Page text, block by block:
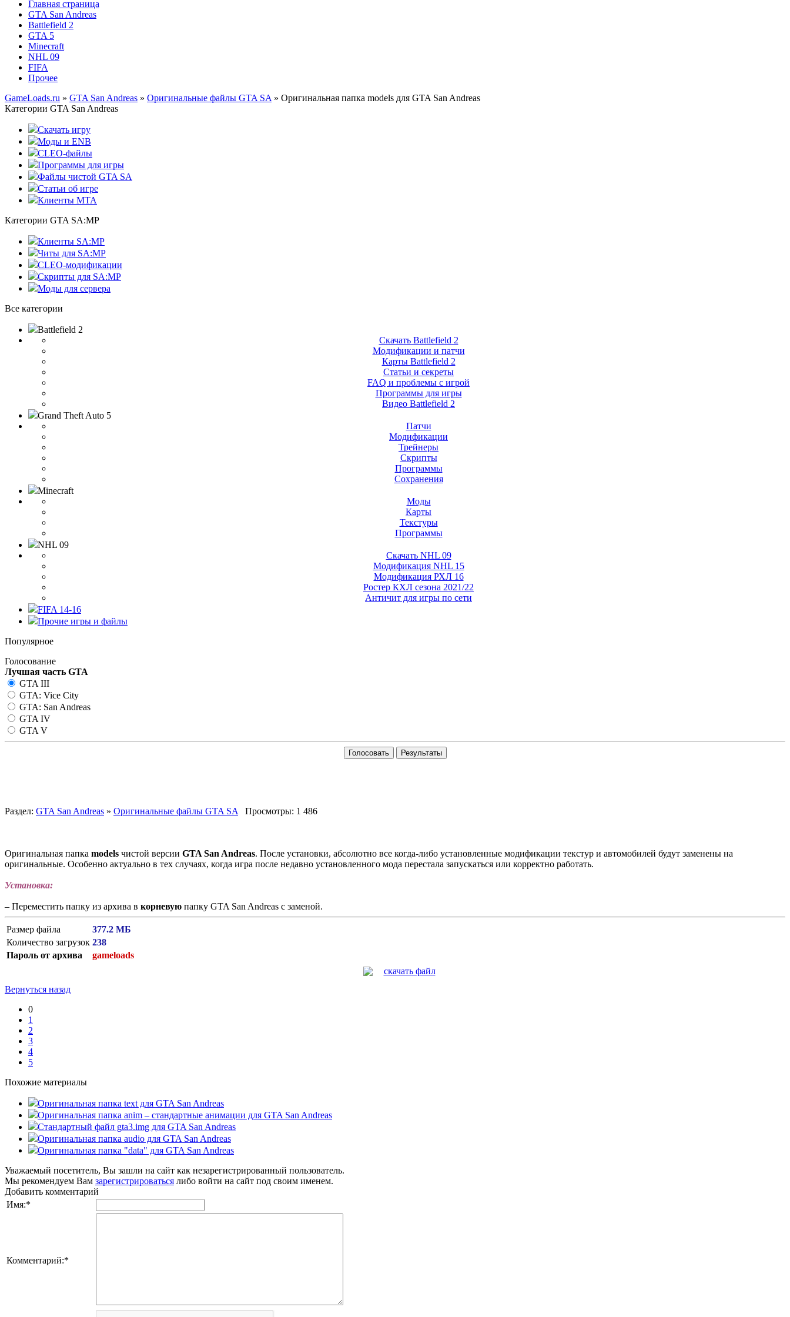
Главная страница
GTA San Andreas
Battlefield 2
GTA 5
Minecraft
NHL 09
FIFA
Прочее
GameLoads.ru » GTA San Andreas » Оригинальные файлы GTA SA » Оригинальная папка models для GTA San Andreas
Категории GTA San Andreas
Скачать игру
Моды и ENB
CLEO-файлы
Программы для игры
Файлы чистой GTA SA
Статьи об игре
Клиенты MTA
Категории GTA SA:MP
Клиенты SA:MP
Читы для SA:MP
CLEO-модификации
Скрипты для SA:MP
Моды для сервера
Все категории
Battlefield 2
Скачать Battlefield 2
Модификации и патчи
Карты Battlefield 2
Статьи и секреты
FAQ и проблемы с игрой
Программы для игры
Видео Battlefield 2
Grand Theft Auto 5
Патчи
Модификации
Трейнеры
Скрипты
Программы
Сохранения
Minecraft
Моды
Карты
Текстуры
Программы
NHL 09
Скачать NHL 09
Модификация NHL 15
Модификация РХЛ 16
Ростер КХЛ сезона 2021/22
Античит для игры по сети
FIFA 14-16
Прочие игры и файлы
Популярное
Голосование
Лучшая часть GTA
GTA III
GTA: Vice City
GTA: San Andreas
GTA IV
GTA V
Голосовать Результаты
Раздел: GTA San Andreas » Оригинальные файлы GTA SA Просмотры: 1 486
Оригинальная папка models чистой версии GTA San Andreas. После установки, абсолютно все когда-либо установленные модификации текстур и автомобилей будут заменены на
оригинальные. Особенно актуально в тех случаях, когда игра после недавно установленного мода перестала запускаться или корректно работать.
Установка:
– Переместить папку из архива в корневую папку GTA San Andreas с заменой.
Размер файла
377.2 МБ
Количество загрузок 238
Пароль от архива
gameloads
скачать файл
Вернуться назад
0
1
2
3
4
5
Похожие материалы
Оригинальная папка text для GTA San Andreas
Оригинальная папка anim – стандартные анимации для GTA San Andreas
Стандартный файл gta3.img для GTA San Andreas
Оригинальная папка audio для GTA San Andreas
Оригинальная папка "data" для GTA San Andreas
Уважаемый посетитель, Вы зашли на сайт как незарегистрированный пользователь.
Мы рекомендуем Вам зарегистрироваться либо войти на сайт под своим именем.
Добавить комментарий
Имя:*
Комментарий:*